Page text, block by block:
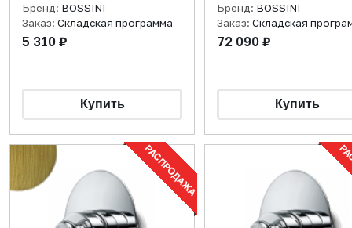
Бренд: BOSSINI
Заказ: Складская программа
5 310 ₽
Бренд: BOSSINI
Заказ: Складская
72 090 ₽